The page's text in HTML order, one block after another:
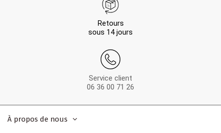
Retours
sous 14 jours
Service client
06 36 00 71 26
À propos de nous